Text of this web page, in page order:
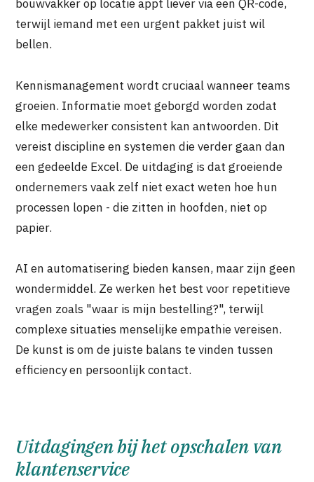
bouwvakker op locatie appt liever via een QR-code,
terwijl iemand met een urgent pakket juist wil
bellen.
Kennismanagement wordt cruciaal wanneer teams
groeien. Informatie moet geborgd worden zodat
elke medewerker consistent kan antwoorden. Dit
vereist discipline en systemen die verder gaan dan
een gedeelde Excel. De uitdaging is dat groeiende
ondernemers vaak zelf niet exact weten hoe hun
processen lopen - die zitten in hoofden, niet op
papier.
AI en automatisering bieden kansen, maar zijn geen
wondermiddel. Ze werken het best voor repetitieve
vragen zoals "waar is mijn bestelling?", terwijl
complexe situaties menselijke empathie vereisen.
De kunst is om de juiste balans te vinden tussen
efficiency en persoonlijk contact.
Uitdagingen bij het opschalen van
klantenservice